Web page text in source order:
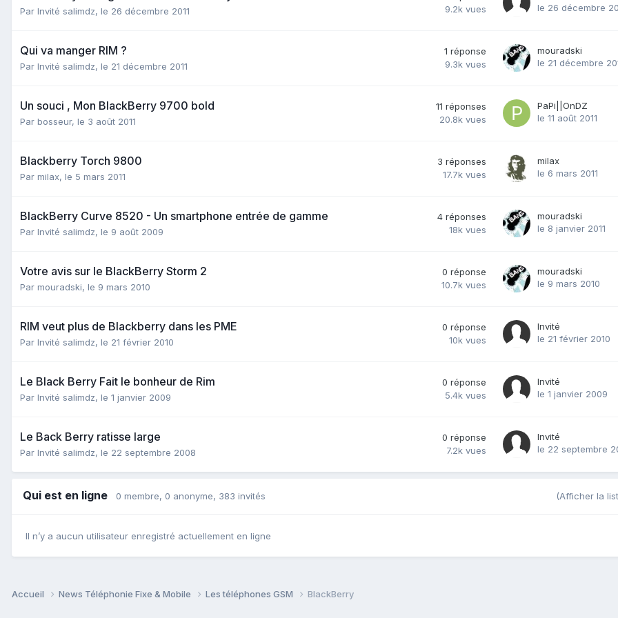
Par Invité salimdz, le 26 décembre 2011
9.2k vues
le 26 décembre
Qui va manger RIM ?
Par Invité salimdz, le 21 décembre 2011
1 réponse
9.3k vues
mouradski
le 21 décembre
Un souci , Mon BlackBerry 9700 bold
Par bosseur, le 3 août 2011
11 réponses
20.8k vues
PaPi||OnDZ
le 11 août 2011
Blackberry Torch 9800
Par milax, le 5 mars 2011
3 réponses
17.7k vues
milax
le 6 mars 2011
BlackBerry Curve 8520 - Un smartphone entrée de gamme
Par Invité salimdz, le 9 août 2009
4 réponses
18k vues
mouradski
le 8 janvier 2011
Votre avis sur le BlackBerry Storm 2
Par mouradski, le 9 mars 2010
0 réponse
10.7k vues
mouradski
le 9 mars 2010
RIM veut plus de Blackberry dans les PME
Par Invité salimdz, le 21 février 2010
0 réponse
10k vues
Invité
le 21 février 2010
Le Black Berry Fait le bonheur de Rim
Par Invité salimdz, le 1 janvier 2009
0 réponse
5.4k vues
Invité
le 1 janvier 2009
Le Back Berry ratisse large
Par Invité salimdz, le 22 septembre 2008
0 réponse
7.2k vues
Invité
le 22 septembre
Qui est en ligne 0 membre, 0 anonyme, 383 invités (Afficher la
Il n’y a aucun utilisateur enregistré actuellement en ligne
Accueil News Téléphonie Fixe & Mobile Les téléphones GSM BlackBerry